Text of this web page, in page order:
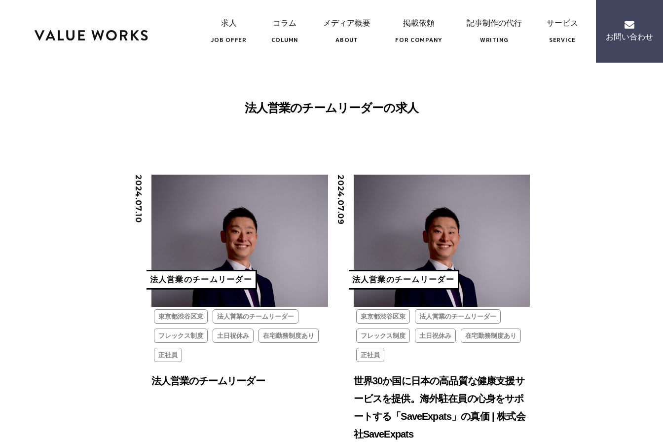
求人
JOB OFFER
コラム
COLUMN
メディア概要
ABOUT
掲載依頼
FOR COMPANY
記事制作の代行
WRITING
サービス
SERVICE
お問い合わせ
法人営業のチームリーダーの求人
2024.07.10
法人営業のチームリーダー
東京都渋谷区東 法人営業のチームリーダー
フレックス制度 土日祝休み 在宅勤務制度あり
正社員
法人営業のチームリーダー
2024.07.09
法人営業のチームリーダー
東京都渋谷区東 法人営業のチームリーダー
フレックス制度 土日祝休み 在宅勤務制度あり
正社員
世界30か国に日本の高品質な健康支援サ
ービスを提供。海外駐在員の心身をサポ
ートする「SaveExpats」の真価 | 株式会
社SaveExpats